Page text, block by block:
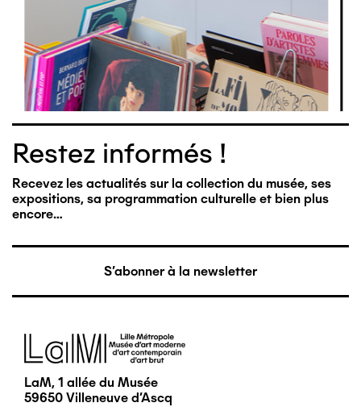
Restez informés !
Recevez les actualités sur la collection du musée, ses
expositions, sa programmation culturelle et bien plus
encore…
S'abonner à la newsletter
Image
LaM, 1 allée du Musée
59650 Villeneuve d'Ascq